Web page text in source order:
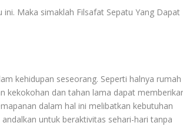
ini. Maka simaklah Filsafat Sepatu Yang Dapat
kehidupan seseorang. Seperti halnya rumah
kekokohan dan tahan lama dapat
dalam hal ini melibatkan kebutuhan
untuk beraktivitas sehari-hari tanpa